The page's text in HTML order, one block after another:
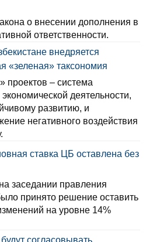
о внесении дополнения в
ответственности.
внедряется
«зеленая» таксономия
проектов – система
деятельности,
развитию, и
негативного воздействия
ставка ЦБ оставлена без
заседании правления
принято решение оставить
на уровне 14%
будут согласовывать